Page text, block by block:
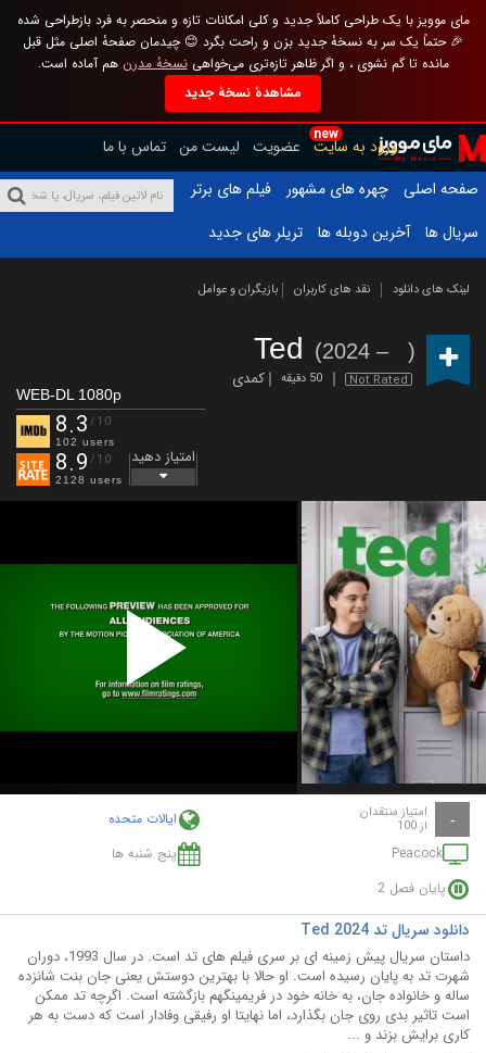
مای موویز با یک طراحی کاملاً جدید و کلی امکانات تازه و منحصر به فرد بازطراحی شده
🎉 حتماً یک سر به نسخهٔ جدید بزن و راحت بگرد 😊 چیدمان صفحهٔ اصلی مثل قبل
مانده تا گم نشوی ، و اگر ظاهر تازه‌تری می‌خواهینسخهٔ مدرن هم آماده است.
مشاهدهٔ نسخهٔ جدید
new
ورود به سایت عضویت لیست من تماس با ما
صفحه اصلی
چهره های مشهور
فیلم های برتر
سریال ها
آخرین دوبله ها تریلر های جدید
لینک های دانلود نقد های کاربران بازیگران و عوامل
Ted (2024 – )
Not Rated 50 دقیقه کمدی
WEB-DL 1080p
8.3 /10
102 users
8.9 /10
2128 users
امتیاز دهید
Play
Video
- امتیاز منتقدان
از 100
ایالات متحده
Peacock
پنج شنبه ها
پایان فصل 2
دانلود سریال تد Ted 2024
داستان سریال پیش زمینه ای بر سری فیلم های تد است. در سال 1993، دوران
شهرت تد به پایان رسیده است. او حالا با بهترین دوستش یعنی جان بنت شانزده
ساله و خانواده جان، به خانه خود در فریمینگهم بازگشته است. اگرچه تد ممکن
است تاثیر بدی روی جان بگذارد، اما نهایتا او رفیقی وفادار است که دست به هر
کاری برایش بزند و ...